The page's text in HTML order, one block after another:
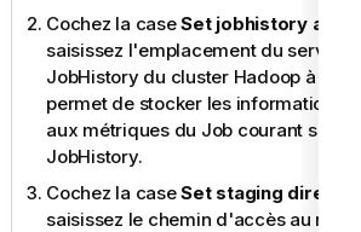
Cochez la caseSet jobhistory
saisissez l'emplacement du serveur
JobHistory du cluster Hadoop à
permet de stocker les informations
aux métriques du Job courant sur le
JobHistory.
Cochez la caseSet staging
saisissez le chemin d'accès au